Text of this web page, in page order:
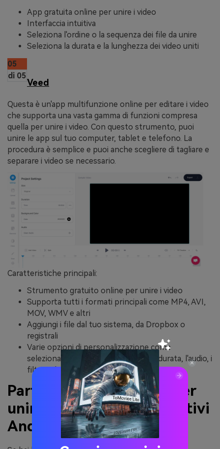
App gratuita online per unire i video
Interfaccia intuitiva
Seleziona l'ordine o la sequenza dei file da unire
Seleziona la durata e la lunghezza dei video uniti
05
di 05
Veed
Questa è un'app multifunzione online per editare i video
che supporta una vasta gamma di funzioni compresa
quella per unire i video. Con questo strumento, puoi
unire le app sul tuo computer, tablet e telefono. La
procedura è semplice e puoi anche scegliere di tagliare e
separare i video se necessario.
Caratteristiche principali:
Strumento gratuito online per unire i video
Supporta tutti i formati principali come MP4, AVI,
MOV, WMV e altri
Aggiungi i file dal tuo sistema, da Dropbox o
registrali
Varie opzioni di personalizzazione come
selezionare il colore dello sfondo, la durata, l'audio, i
filtri e altro
Parte 2. 4 popolari app per
unire i video per i dispositivi
Android